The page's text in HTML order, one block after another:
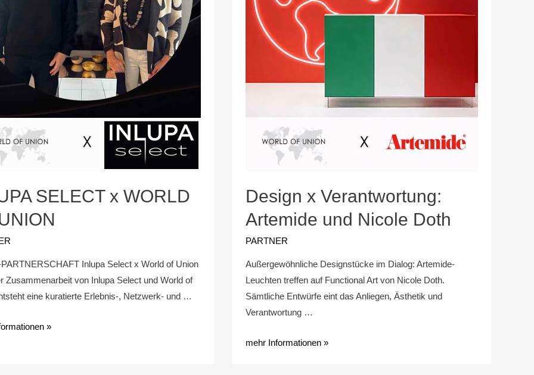
SELECT x WORLD
Inlupa Select x World of Union
Zusammenarbeit von Inlupa Select und World of
eine kuratierte Erlebnis-, Netzwerk- und …
»
Design x Verantwortung:
Artemide und Nicole Doth
PARTNER
Außergewöhnliche Designstücke im Dialog: Artemide-
Leuchten treffen auf Functional Art von Nicole Doth.
Sämtliche Entwürfe eint das Anliegen, Ästhetik und
Verantwortung …
mehr Informationen »